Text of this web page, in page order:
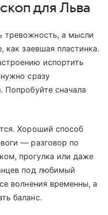
для Льва
тревожность, а мысли
как заевшая пластинка.
испортить
сразу
Попробуйте сначала
Хороший способ
— разговор по
прогулка или даже
под любимый
волнения временны, а
баланс.